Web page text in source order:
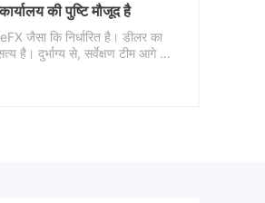
asiatradefx/
की पुष्टि मौजूद है
जैसा कि निर्धारित है। डीलर का
है। दुर्भाग्य से, सर्वेक्षण टीम आगे की
के विशिष्ट कार्यालय पैमाने और